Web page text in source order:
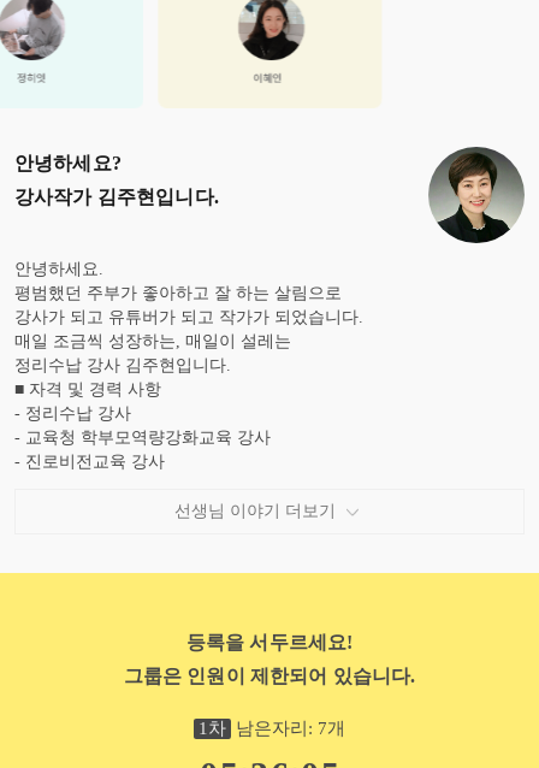
안녕하세요?
강사작가 김주현 입니다.
안녕하세요.
평범했던 주부가 좋아하고 잘 하는 살림으로
강사가 되고 유튜버가 되고 작가가 되었습니다.
매일 조금씩 성장하는, 매일이 설레는
정리수납 강사 김주현입니다.
■ 자격 및 경력 사항
- 정리수납 강사
- 교육청 학부모역량강화교육 강사
- 진로비전교육 강사
- 유튜브 (행복발전소 정리수납)
- 인스타그램 (organize-coach)
- 틱톡 (정리딱)
- 오디오클립 (행복발전소 정리수납)
선생님 이야기 더보기
등록을 서두르세요!
그룹은 인원이 제한되어 있습니다.
1 차 남은자리: 7개